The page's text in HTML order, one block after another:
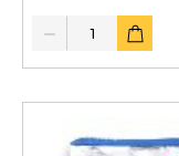
Quantity